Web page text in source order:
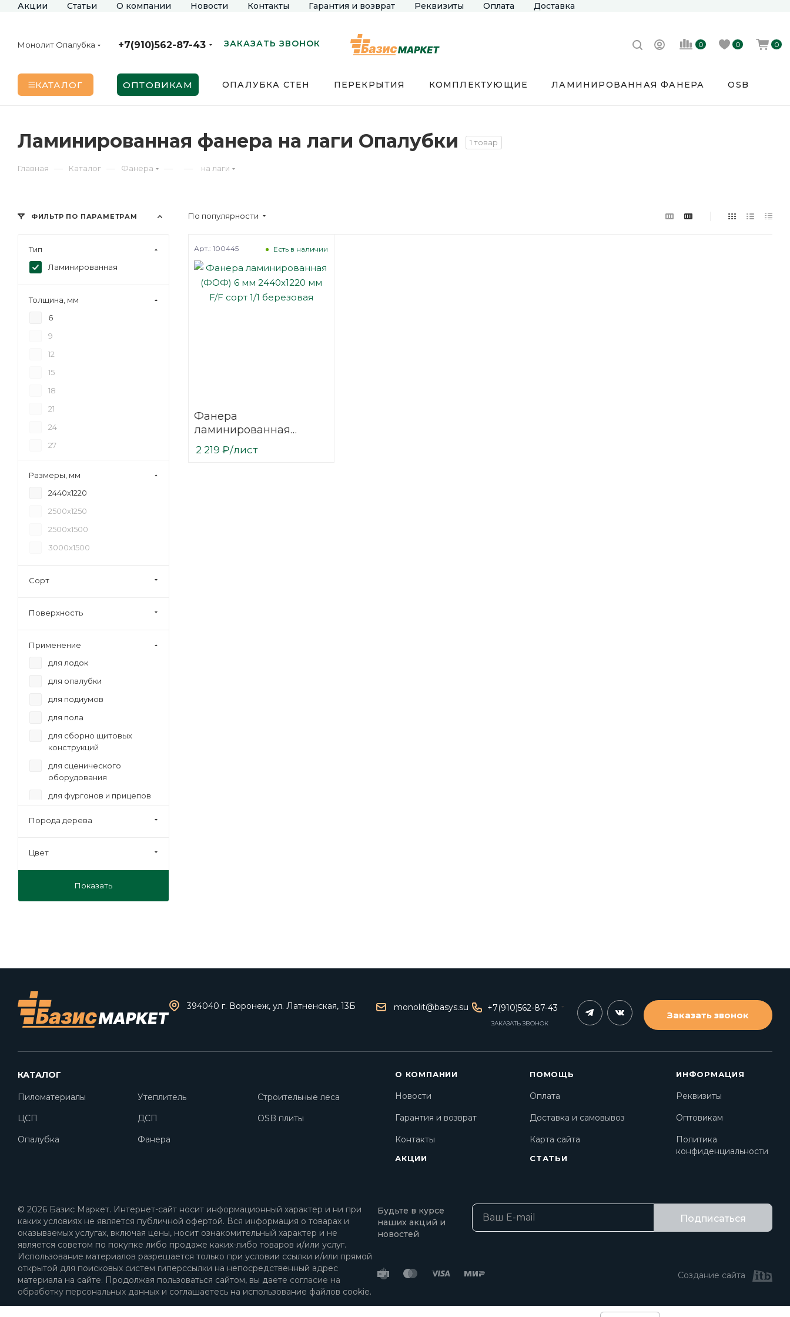
Акции Статьи О компании Новости Контакты Гарантия и возврат Реквизиты Оплата Доставка
Монолит Опалубка +7(910)562-87-43 ЗАКАЗАТЬ ЗВОНОК 0 0 0
КАТАЛОГ ОПТОВИКАМ ОПАЛУБКА СТЕН ПЕРЕКРЫТИЯ КОМПЛЕКТУЮЩИЕ ЛАМИНИРОВАННАЯ ФАНЕРА OSB
Ламинированная фанера на лаги Опалубки 1 товар
Главная — Каталог — Фанера — — на лаги
По популярности
Фанера
ламинированная
(ФОФ) 6 мм 2440х1220
мм F/F сорт 1/1
Есть в наличии
Арт.: 100445
2 219 ₽/лист
ФИЛЬТР ПО ПАРАМЕТРАМ
Тип
Ламинированная
Толщина, мм
6
9
12
15
18
21
24
27
Размеры, мм
2440х1220
2500х1250
2500х1500
3000х1500
Сорт
Поверхность
Применение
для лодок
для опалубки
для подиумов
для пола
для сборно щитовых
конструкций
для сценического
оборудования
для фургонов и прицепов
под ламинат
под линолеум
под паркет
Порода дерева
Цвет
Показать
394040 г. Воронеж, ул. Латненская, 13Б monolit@basys.su +7(910)562-87-43
ЗАКАЗАТЬ ЗВОНОК
Заказать звонок
КАТАЛОГ
Пиломатериалы Утеплитель
Строительные леса
ЦСП
ДСП
OSB плиты
Опалубка
Фанера
О КОМПАНИИ
Новости
Гарантия и возврат
Контакты
АКЦИИ
ПОМОЩЬ
Оплата
Доставка и самовывоз
Карта сайта
СТАТЬИ
ИНФОРМАЦИЯ
Реквизиты
Оптовикам
Политика
конфиденциальности
Будьте в курсе
наших акций и
новостей
Подписаться
Создание сайта
© 2026 Базис Маркет. Интернет-сайт носит информационный характер и ни при
каких условиях не является публичной офертой. Вся информация о товарах и
оказываемых услугах, включая цены, носит ознакомительный характер и не
является советом по покупке либо продаже каких-либо товаров и/или услуг.
Использование материалов разрешается только при условии ссылки и/или прямой
открытой для поисковых систем гиперссылки на непосредственный адрес
материала на сайте. Продолжая пользоваться сайтом, вы даете согласие на
обработку персональных данных и соглашаетесь на использование файлов cookie.